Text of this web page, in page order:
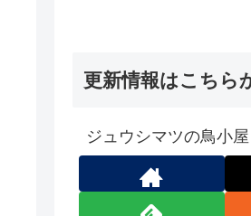
更新情報はこちら
ジュウシマツの鳥小